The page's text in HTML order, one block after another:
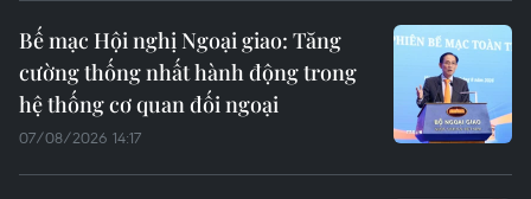
Bế mạc Hội nghị Ngoại giao: Tăng
cường thống nhất hành động trong
hệ thống cơ quan đối ngoại
07/08/2026 14:17